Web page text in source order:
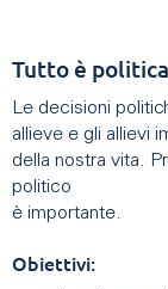
Tutto è politica
Le decisioni
allieve e gli allievi
della nostra vita.
politico
è importante.
Obiettivi: